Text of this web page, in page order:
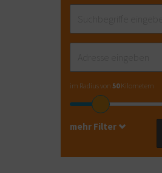
im Radius von 50Kilometern
mehr Filter